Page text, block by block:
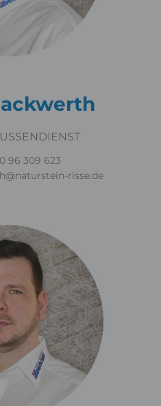
96 309 623
risse.de